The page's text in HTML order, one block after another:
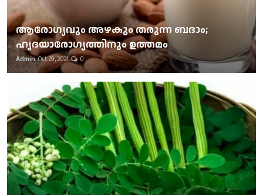
ആരോഗ്യവും അഴകും തരുന്ന ബദാം;
ഹൃദയാരോഗ്യത്തിനും ഉത്തമം
Admin Oct 29, 2021 0